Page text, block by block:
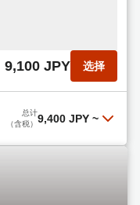
9,100 JPY 选择
总计
（含税） 9,400 JPY ~